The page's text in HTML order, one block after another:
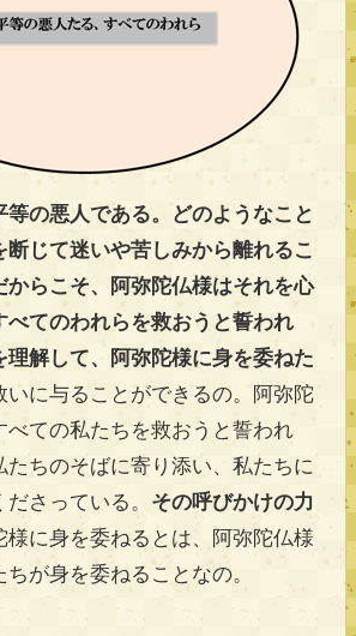
等の悪人である。どのようなこと
じて迷いや苦しみから離れるこ
からこそ、阿弥陀仏様はそれを心
てのわれらを救おうと誓われ
理解して、阿弥陀様に身を委ねた
いに与ることができるの。阿弥陀
ての私たちを救おうと誓われ
たちのそばに寄り添い、私たちに
さっている。 その呼びかけの力
様に身を委ねるとは、阿弥陀仏様
が身を委ねることなの。